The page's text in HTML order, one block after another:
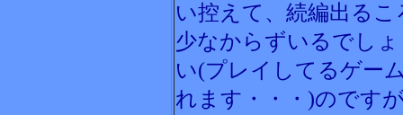
い控えて、続編出る
少なからずいるでし
い(プレイしてるゲー
れます・・・)のです